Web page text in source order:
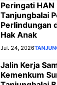
Peringati
Tanjungbalai
Perlindungan
Hak Anak
Jul. 24, 2026
Jalin Kerja
Kemenkum